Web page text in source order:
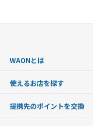
WAONとは
WAONを申込む
インターネット上でのお買い
使えるお店を探す
店舗検索
提携先のポイントを交換